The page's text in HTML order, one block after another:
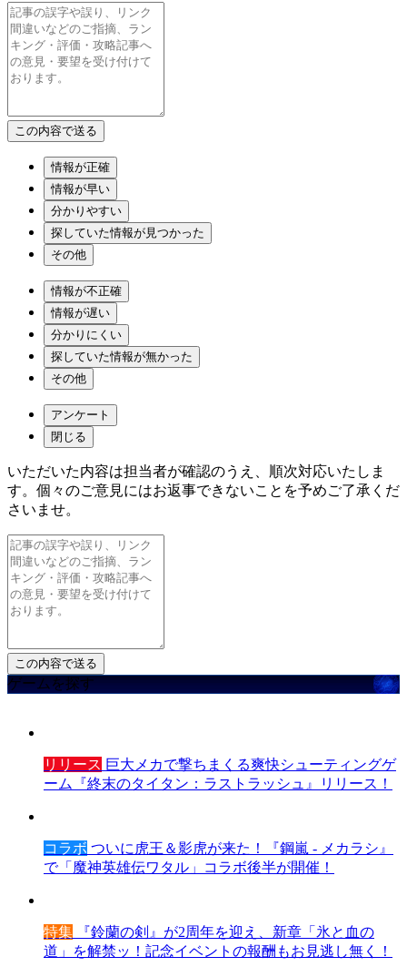
情報が正確
情報が早い
分かりやすい
探していた情報が見つかった
その他
情報が不正確
情報が遅い
分かりにくい
探していた情報が無かった
その他
アンケート
閉じる
いただいた内容は担当者が確認のうえ、順次対応いたしま
す。個々のご意見にはお返事できないことを予めご了承くだ
さいませ。
ゲームを探す
リリース 巨大メカで撃ちまくる爽快シューティングゲ
ーム『終末のタイタン：ラストラッシュ』リリース！
コラボ ついに虎王＆影虎が来た！『鋼嵐 - メカラシ』
で「魔神英雄伝ワタル」コラボ後半が開催！
特集 『鈴蘭の剣』が2周年を迎え、新章「氷と血の
道」を解禁ッ！記念イベントの報酬もお見逃し無く！